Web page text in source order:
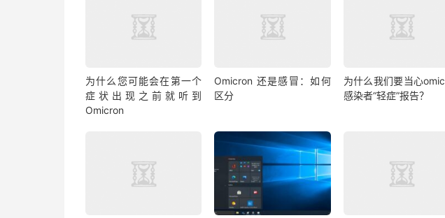
为什么您可能会在第一个
症状出现之前就听到
Omicron
Omicron 还是感冒：如何
区分
为什么我们要当心
感染者“轻症”报告？